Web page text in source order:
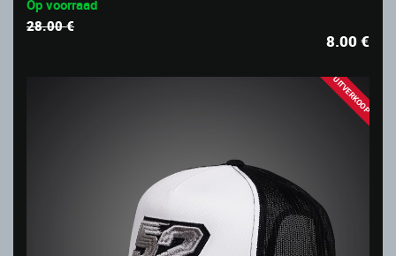
Op voorraad
28.00 €
8.00€
UITVERKOOP